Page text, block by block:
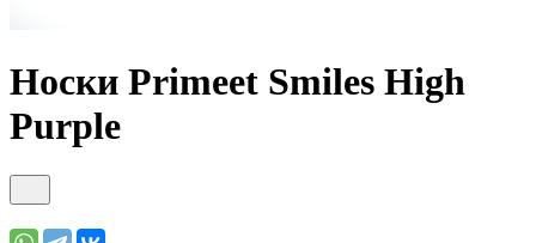
Носки Primeet Smiles High
Purple